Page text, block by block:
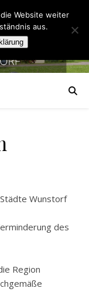
Wunstorf
des
Region
Website weiter
aus.